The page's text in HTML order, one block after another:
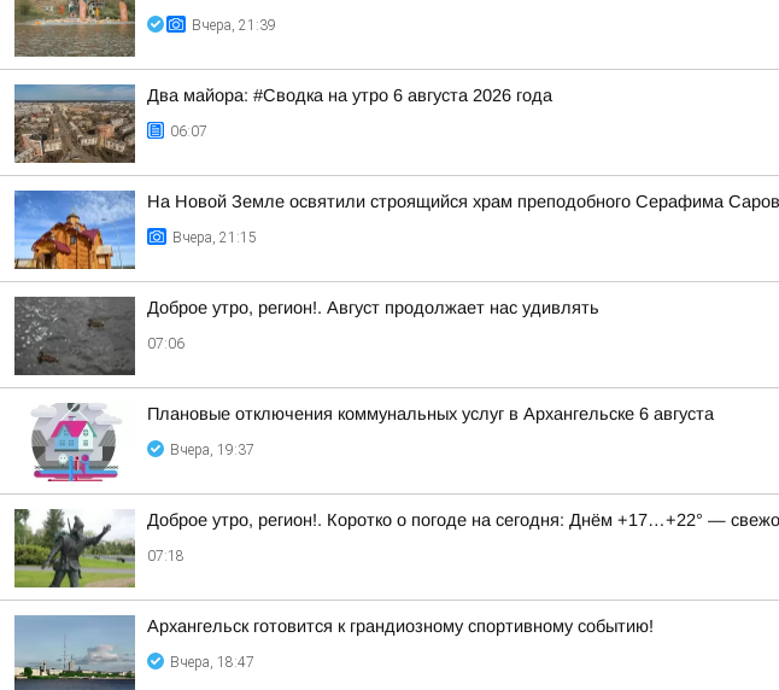
Вчера, 21:39
Два майора: #Сводка на утро 6 августа 2026 года
06:07
На Новой Земле освятили строящийся храм преподобного Серафима
Вчера, 21:15
Доброе утро, регион!. Август продолжает нас удивлять
07:06
Плановые отключения коммунальных услуг в Архангельске 6 августа
Вчера, 19:37
Доброе утро, регион!. Коротко о погоде на сегодня: Днём +17…+22° —
07:18
Архангельск готовится к грандиозному спортивному событию!
Вчера, 18:47